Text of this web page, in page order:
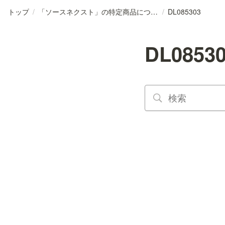
トップ / 「ソースネクスト」の特定商品について / DL085303